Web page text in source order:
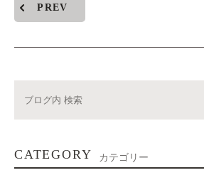
PREV
CATEGORY カテゴリー